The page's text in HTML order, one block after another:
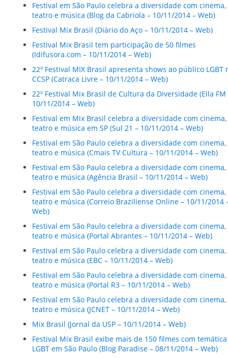
Festival em São Paulo celebra a diversidade com cinema,
teatro e música (Blog da Cabriola – 10/11/2014 – Web)
Festival Mix Brasil (Diário do Aço – 10/11/2014 – Web)
Festival Mix Brasil tem participação de 50 filmes
(Idifusora.com – 10/11/2014 – Web)
22º Festival MIX Brasil apresenta shows ao público LGBT
CCSP (Catraca Livre – 10/11/2014 – Web)
22º Festival Mix Brasil de Cultura da Diversidade (Ella FM
10/11/2014 – Web)
Festival em Mix Brasil celebra a diversidade com cinema,
teatro e música em SP (Sul 21 – 10/11/2014 – Web)
Festival em São Paulo celebra a diversidade com cinema,
teatro e música (Cmais TV Cultura – 10/11/2014 – Web)
Festival em São Paulo celebra a diversidade com cinema,
teatro e música (Agência Brasil – 10/11/2014 – Web)
Festival em São Paulo celebra a diversidade com cinema,
teatro e música (Correio Braziliense Online – 10/11/2014
Web)
Festival em São Paulo celebra a diversidade com cinema,
teatro e música (Portal Abrantes – 10/11/2014 – Web)
Festival em São Paulo celebra a diversidade com cinema,
teatro e música (EBC – 10/11/2014 – Web)
Festival em São Paulo celebra a diversidade com cinema,
teatro e música (Portal R3 – 10/11/2014 – Web)
Festival em São Paulo celebra a diversidade com cinema,
teatro e música (JCNET – 10/11/2014 – Web)
Mix Brasil (Jornal da USP – 10/11/2014 – Web)
Festival Mix Brasil exibe mais de 150 filmes com temática
LGBT em São Paulo (Blog Paradise – 08/11/2014 – Web)